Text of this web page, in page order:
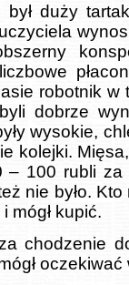
duży
robotnik w
dobrze
wysokie,
kolejki.
– 100 rubli za
nie było. Kto
mógł kupić.
chodzenie